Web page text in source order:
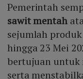
Pemerintah
sawit mentah
sejumlah
hingga 23 Mei
bertujuan untuk
serta